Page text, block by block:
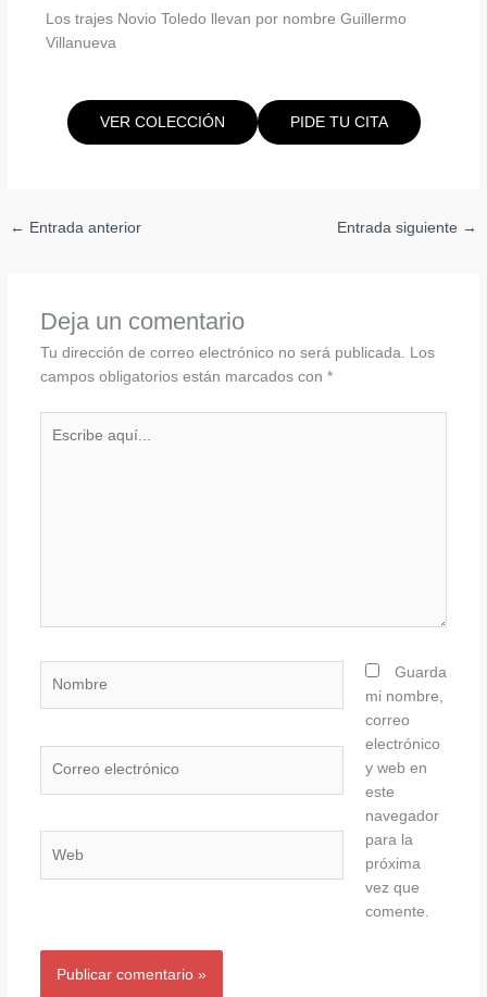
Los trajes Novio Toledo llevan por nombre Guillermo
Villanueva
VER COLECCIÓN PIDE TU CITA
← Entrada anterior Entrada siguiente →
Deja un comentario
Tu dirección de correo electrónico no será publicada. Los
campos obligatorios están marcados con *
aquí...
Guarda
mi nombre,
correo
electrónico
y web en
este
navegador
para la
próxima
vez que
comente.